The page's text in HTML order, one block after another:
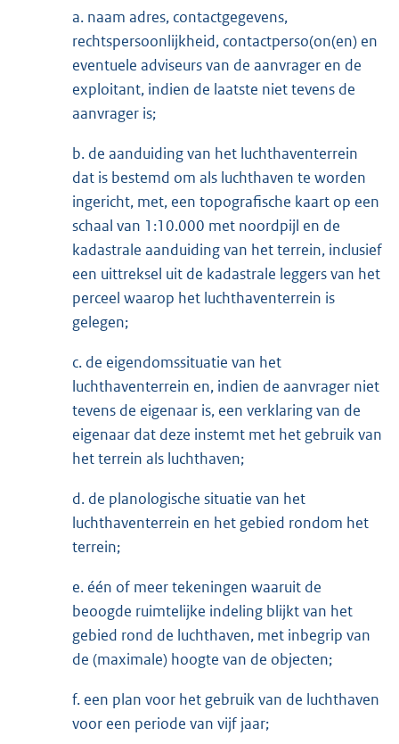
a. naam adres, contactgegevens,
rechtspersoonlijkheid, contactperso(on(en) en
eventuele adviseurs van de aanvrager en de
exploitant, indien de laatste niet tevens de
aanvrager is;
b. de aanduiding van het luchthaventerrein
dat is bestemd om als luchthaven te worden
ingericht, met, een topografische kaart op een
schaal van 1:10.000 met noordpijl en de
kadastrale aanduiding van het terrein, inclusief
een uittreksel uit de kadastrale leggers van het
perceel waarop het luchthaventerrein is
gelegen;
c. de eigendomssituatie van het
luchthaventerrein en, indien de aanvrager niet
tevens de eigenaar is, een verklaring van de
eigenaar dat deze instemt met het gebruik van
het terrein als luchthaven;
d. de planologische situatie van het
luchthaventerrein en het gebied rondom het
terrein;
e. één of meer tekeningen waaruit de
beoogde ruimtelijke indeling blijkt van het
gebied rond de luchthaven, met inbegrip van
de (maximale) hoogte van de objecten;
f. een plan voor het gebruik van de luchthaven
voor een periode van vijf jaar;